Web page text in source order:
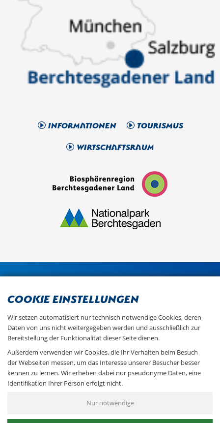
Informationen
Tourismus
Wirtschaftsraum
Cookie Einstellungen
Wir setzen automatisiert nur technisch notwendige Cookies, deren
Daten von uns nicht weitergegeben werden und ausschließlich zur
Bereitstellung der Funktionalität dieser Seite dienen.
Außerdem verwenden wir Cookies, die Ihr Verhalten beim Besuch
der Webseiten messen, um das Interesse unserer Besucher besser
kennen zu lernen. Wir erheben dabei nur pseudonyme Daten, eine
Identifikation Ihrer Person erfolgt nicht.
Nur notwendige